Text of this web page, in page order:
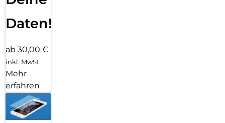
Daten!
ab 30,00 €
inkl. MwSt.
Mehr
erfahren